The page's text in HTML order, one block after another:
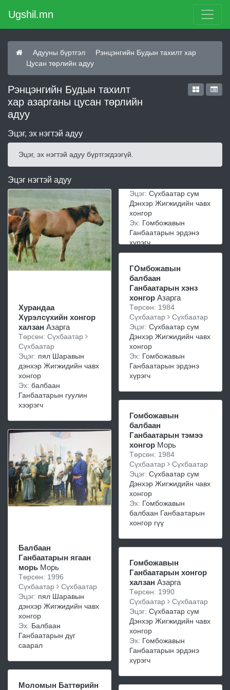
Ugshil.mn
Адууны бүртгэл
Рэнцэнгийн Будын тахилт хар
Цусан төрлийн адуу
Рэнцэнгийн Будын тахилт
хар азарганы цусан төрлийн
адуу
Эцэг, эх нэгтэй адуу
Эцэг, эх нэгтэй адуу бүртгэгдээгүй.
Эцэг нэгтэй адуу
Хурандаа
Хүрэлсүхийн хонгор
халзан Азарга
Төрсөн: Сүхбаатар
Сүхбаатар
Эцэг: пял Шаравын
дэнхэр Жигжидийн чавх
хонгор
Эх: балбаан
Ганбаатарын гуулин
хээрэгч
Балбаан
Ганбаатарын ягаан
морь Морь
Төрсөн: 1996
Сүхбаатар
Сүхбаатар
Эцэг: пял Шаравын
дэнхэр Жигжидийн чавх
хонгор
Эх: Балбаан
Ганбаатарын дүг
саарал
Моломын Баттөрийн
Эцэг: Сүхбаатар сум
Дэнхэр Жигжидийн чавх
хонгор
Эх: Гомбожавын
Ганбаатарын эрдэнэ
хүрэгч
ГОмбожавын
балбаан
Ганбаатарын хэнз
хонгор Азарга
Төрсөн: 1984
Сүхбаатар
Сүхбаатар
Эцэг: Сүхбаатар сум
Дэнхэр Жигжидийн чавх
хонгор
Эх: Гомбожавын
Ганбаатарын эрдэнэ
хүрэгч
Гомбожавын
балбаан
Ганбаатарын тэмээ
хонгор Морь
Төрсөн: 1984
Сүхбаатар
Сүхбаатар
Эцэг: Сүхбаатар сум
Дэнхэр Жигжидийн чавх
хонгор
Эх: Гомбожавын
балбаан Ганбаатарын
хонгор гүү
Гомбожавын
Ганбаатарын хонгор
халзан Азарга
Төрсөн: 1990
Сүхбаатар
Сүхбаатар
Эцэг: Сүхбаатар сум
Дэнхэр Жигжидийн чавх
хонгор
Эх: Гомбожавын
Ганбаатарын эрдэнэ
хүрэгч